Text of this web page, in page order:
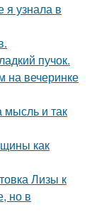
я узнала в
пучок.
на вечеринке
и так
как
Лизы к
но в